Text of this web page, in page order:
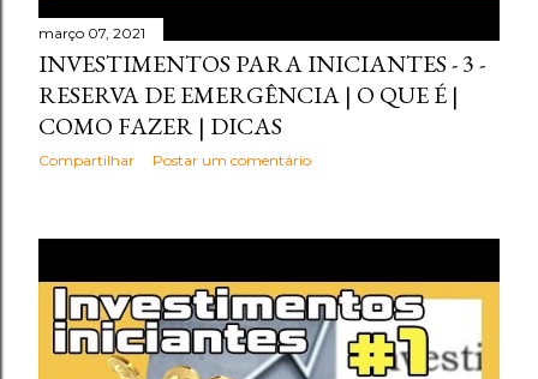
março 07, 2021
INVESTIMENTOS PARA INICIANTES - 3 -
RESERVA DE EMERGÊNCIA | O QUE É |
COMO FAZER | DICAS
Compartilhar Postar um comentário